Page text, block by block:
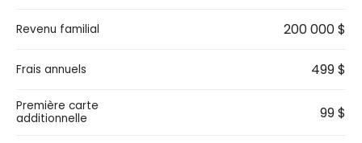
Revenu familial 200 000 $
Frais annuels 499 $
Première carte
additionnelle
99 $